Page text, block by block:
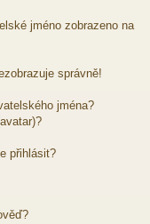
jméno zobrazeno na
správně!
jména?
přihlásit?